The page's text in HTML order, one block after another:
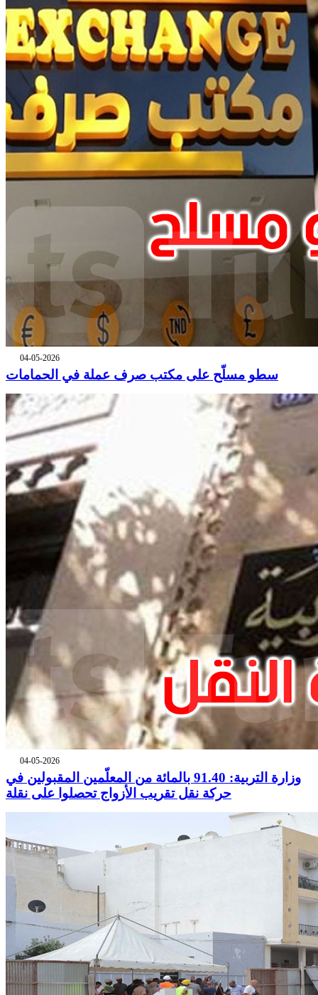
04-05-2026
سطو مسلّح على مكتب صرف عملة في الحمامات
04-05-2026
وزارة التربية: 91.40 بالمائة من المعلّمين المقبولين في
حركة نقل تقريب الأزواج تحصلوا على نقلة